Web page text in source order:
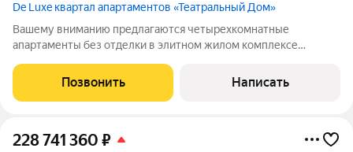
De Luxe квартал апартаментов «Театральный Дом»
Вашему вниманию предлагаются четырехкомнатные
апартаменты без отделки в элитном жилом комплексе
обустроить кухню-гостиную, мастер-спальню с собственными
ванной и гардеробной комнатами, две детские с
Позвонить Написать
228 741 360 ₽